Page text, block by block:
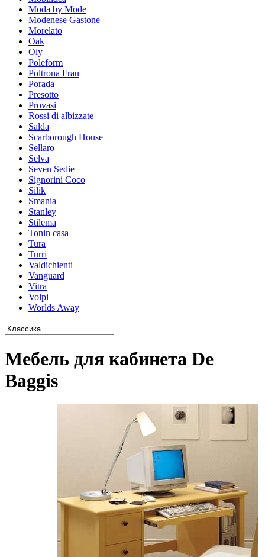
Moda by Mode
Modenese Gastone
Morelato
Oak
Oly
Poleform
Poltrona Frau
Porada
Presotto
Provasi
Rossi di albizzate
Salda
Scarborough House
Sellaro
Selva
Seven Sedie
Signorini Coco
Silik
Smania
Stanley
Stilema
Tonin casa
Tura
Turri
Valdichienti
Vanguard
Vitra
Volpi
Worlds Away
Мебель для кабинета De
Baggis